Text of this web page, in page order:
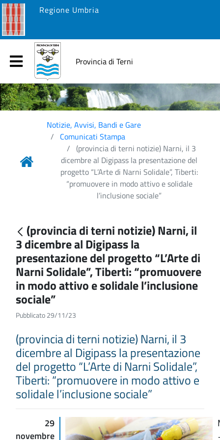
Regione Umbria
Provincia di Terni
Notizie, Avvisi, Bandi e Gare
Comunicati Stampa
(provincia di terni notizie) Narni, il 3
dicembre al Digipass la presentazione del
progetto “L’Arte di Narni Solidale”, Tiberti:
“promuovere in modo attivo e solidale
l’inclusione sociale”
(provincia di terni notizie) Narni, il
3 dicembre al Digipass la
presentazione del progetto “L’Arte di
Narni Solidale”, Tiberti: “promuovere
in modo attivo e solidale l’inclusione
sociale”
Pubblicato 29/11/23
(provincia di terni notizie) Narni, il 3
dicembre al Digipass la presentazione
del progetto “L’Arte di Narni Solidale”,
Tiberti: “promuovere in modo attivo e
solidale l’inclusione sociale”
29
novembre